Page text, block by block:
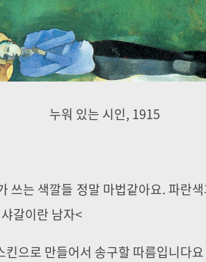
누워 있는 시인, 1915
쓰는 색깔들 정말 마법같아요. 파란
갈이란 남자<
으로 만들어서 송구할 따름입니다